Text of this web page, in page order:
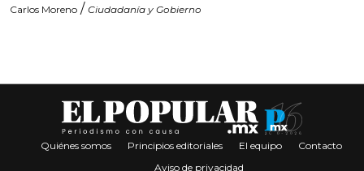
Carlos Moreno / Ciudadanía y Gobierno
Quiénes somos Principios editoriales El equipo
Contacto
Aviso de privacidad